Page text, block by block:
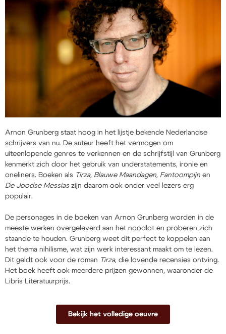
Arnon Grunberg staat hoog in het lijstje bekende Nederlandse
schrijvers van nu. De auteur heeft het vermogen om
uiteenlopende genres te verkennen en de schrijfstijl van Grunberg
kenmerkt zich door het gebruik van understatements, ironie en
oneliners. Boeken als Tirza, Blauwe Maandagen, Fantoompijn en
De Joodse Messiaszijn daarom ook onder veel lezers erg
populair.
De personages in de boeken van Arnon Grunberg worden in de
meeste werken overgeleverd aan het noodlot en proberen zich
staande te houden. Grunberg weet dit perfect te koppelen aan
het thema nihilisme, wat zijn werk interessant maakt om te lezen.
Dit geldt ook voor de roman Tirza, die lovende recensies ontving.
Het boek heeft ook meerdere prijzen gewonnen, waaronder de
Libris Literatuurprijs.
Bekijk het volledige oeuvre